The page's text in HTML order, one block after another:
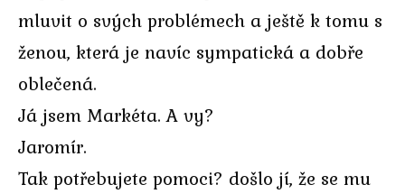
mluvit o svých problémech a ještě k tomu s
ženou, která je navíc sympatická a dobře
oblečená.
Já jsem Markéta. A vy?
Jaromír.
Tak potřebujete pomoci? došlo jí, že se mu